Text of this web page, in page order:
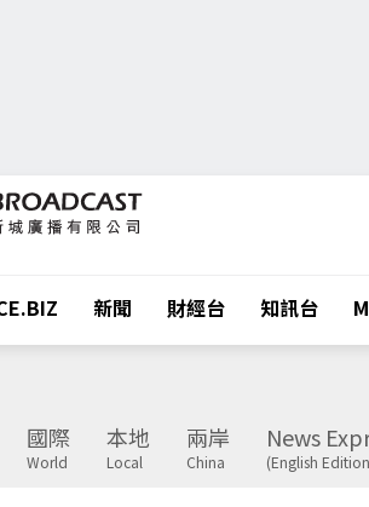
新聞 財經台 知訊台
國際
World
本地
Local
兩岸
China
News
(English